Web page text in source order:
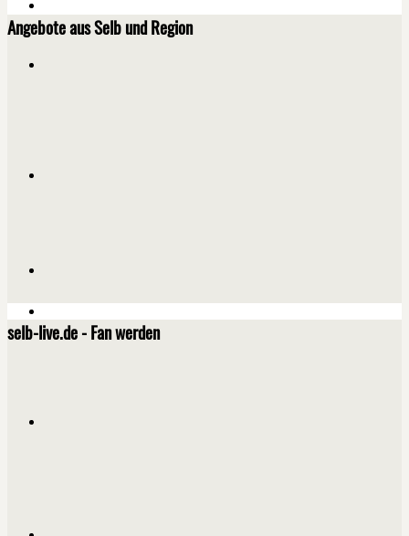
Angebote aus Selb und Region
selb-live.de - Fan werden